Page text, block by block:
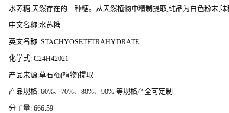
水苏糖,天然存在的一种糖。从天然植物中精制提取,纯品为白色粉末,
中文名称:水苏糖
英文名称: STACHYOSETETRAHYDRATE
化学式: C24H42021
产品来源:草石蚕(植物)提取
产品规格: 60%、70%、80%、90% 等规格产全可定制
分子量: 666.59